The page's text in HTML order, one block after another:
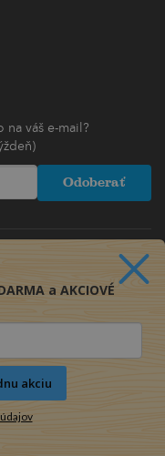
na váš e-mail?
Odoberať
a AKCIOVÉ
akciu